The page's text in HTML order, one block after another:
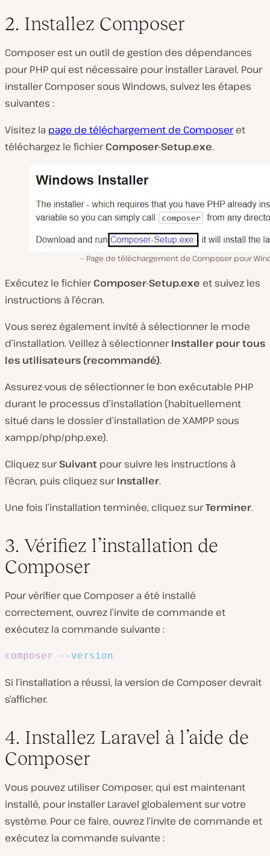
2. Installez Composer
Composer est un outil de gestion des dépendances
pour PHP qui est nécessaire pour installer Laravel. Pour
installer Composer sous Windows, suivez les étapes
suivantes :
Visitez la page de téléchargement de Composeret
téléchargez le fichierComposer-Setup.exe.
Page de téléchargement de Composer pour
Exécutez le fichierComposer-Setup.exe et suivez les
instructions à l’écran.
Vous serez également invité à sélectionner le mode
d’installation. Veillez à sélectionnerInstaller pour tous
les utilisateurs (recommandé).
Assurez-vous de sélectionner le bon exécutable PHP
durant le processus d’installation (habituellement
situé dans le dossier d’installation de XAMPP sous
xampp/php/php.exe).
Cliquez surSuivant pour suivre les instructions à
l’écran, puis cliquez surInstaller.
Une fois l’installation terminée, cliquez surTerminer.
3. Vérifiez l’installation de
Composer
Pour vérifier que Composer a été installé
correctement, ouvrez l’invite de commande et
exécutez la commande suivante :
composer --version
Si l’installation a réussi, la version de Composer devrait
s’afficher.
4. Installez Laravel à l’aide de
Composer
Vous pouvez utiliser Composer, qui est maintenant
installé, pour installer Laravel globalement sur votre
système. Pour ce faire, ouvrez l’invite de commande et
exécutez la commande suivante :